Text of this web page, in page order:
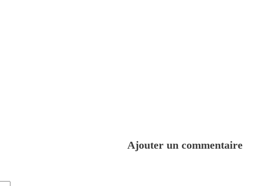
Ajouter un commentaire